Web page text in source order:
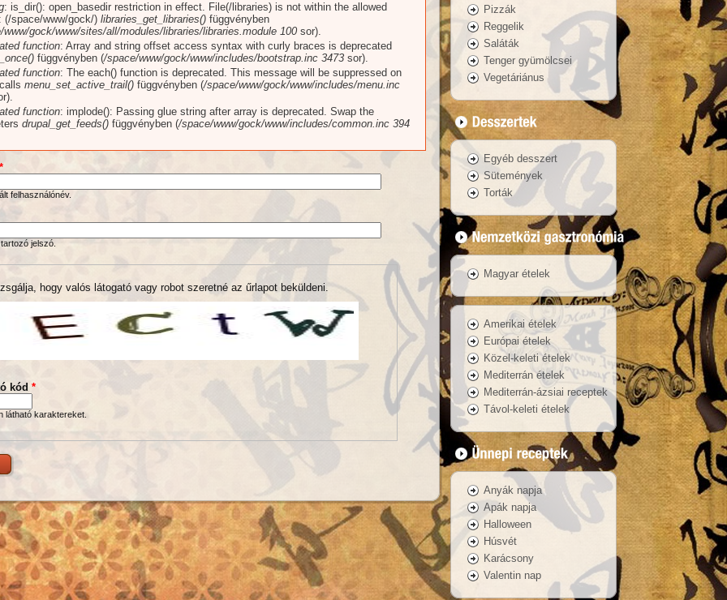
: is_dir(): open_basedir restriction in effect. File(/libraries) is not within the allowed
(/space/www/gock/) libraries_get_libraries() függvényben
www/gock/www/sites/all/modules/libraries/libraries.module 100 sor).
function: Array and string offset access syntax with curly braces is deprecated
függvényben (/space/www/gock/www/includes/bootstrap.inc 3473 sor).
function: The each() function is deprecated. This message will be suppressed on
menu_set_active_trail() függvényben (/space/www/gock/www/includes/menu.inc
function: implode(): Passing glue string after array is deprecated. Swap the
drupal_get_feeds() függvényben (/space/www/gock/www/includes/common.inc 394
*
felhasználónév.
jelszó.
hogy valós látogató vagy robot szeretné az űrlapot beküldeni.
kód *
látható karaktereket.
Pizzák
Reggelik
Saláták
Tenger gyümölcsei
Vegetáriánus
Egyéb desszert
Sütemények
Torták
Magyar ételek
Amerikai ételek
Európai ételek
Közel-keleti ételek
Mediterrán ételek
Mediterrán-ázsiai receptek
Távol-keleti ételek
Anyák napja
Apák napja
Halloween
Húsvét
Karácsony
Valentin nap